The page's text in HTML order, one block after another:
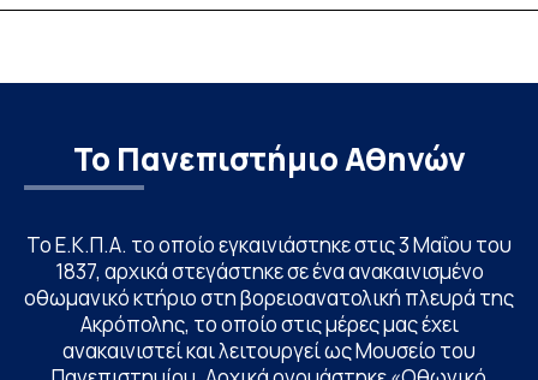
Το Πανεπιστήμιο Αθηνών
Το Ε.Κ.Π.Α. το οποίο εγκαινιάστηκε στις 3 Μαΐου του
1837, αρχικά στεγάστηκε σε ένα ανακαινισμένο
οθωμανικό κτήριο στη βορειοανατολική πλευρά της
Ακρόπολης, το οποίο στις μέρες μας έχει
ανακαινιστεί και λειτουργεί ως Μουσείο του